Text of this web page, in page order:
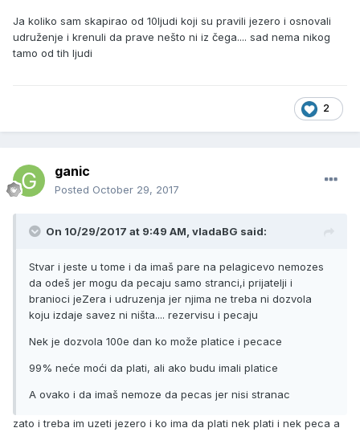
Ja koliko sam skapirao od 10ljudi koji su pravili jezero i osnovali
udruženje i krenuli da prave nešto ni iz čega.... sad nema nikog
tamo od tih ljudi
2
ganic
Posted October 29, 2017
On 10/29/2017 at 9:49 AM, vladaBG said:
Stvar i jeste u tome i da imaš pare na pelagicevo nemozes
da odeš jer mogu da pecaju samo stranci,i prijatelji i
branioci jeZera i udruzenja jer njima ne treba ni dozvola
koju izdaje savez ni ništa.... rezervisu i pecaju
Nek je dozvola 100e dan ko može platice i pecace
99% neće moći da plati, ali ako budu imali platice
A ovako i da imaš nemoze da pecas jer nisi stranac
zato i treba im uzeti jezero i ko ima da plati nek plati i nek peca a